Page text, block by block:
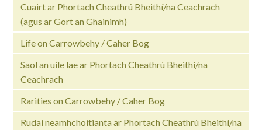
Cuairt ar Phortach Cheathrú Bheithí/na Ceachrach
(agus ar Gort an Ghainimh)
Life on Carrowbehy / Caher Bog
Saol an uile lae ar Phortach Cheathrú Bheithí/na
Ceachrach
Rarities on Carrowbehy / Caher Bog
Rudaí neamhchoitianta ar Phortach Cheathrú Bheithí/na